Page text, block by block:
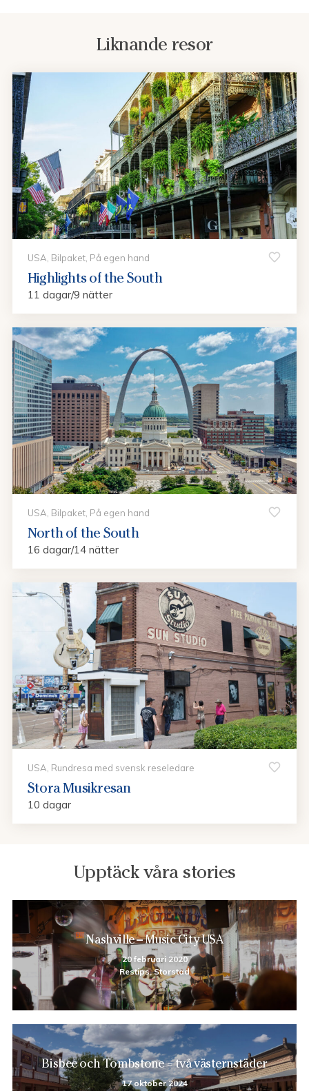
Liknande resor
USA, Bilpaket, På egen hand
Highlights of the South
11 dagar/9 nätter
USA, Bilpaket, På egen hand
North of the South
16 dagar/14 nätter
USA, Rundresa med svensk reseledare
Stora Musikresan
10 dagar
Upptäck våra stories
Nashville – Music City USA
20 februari 2020
Restips, Storstad
Bisbee och Tombstone = två västernstäder
17 oktober 2024